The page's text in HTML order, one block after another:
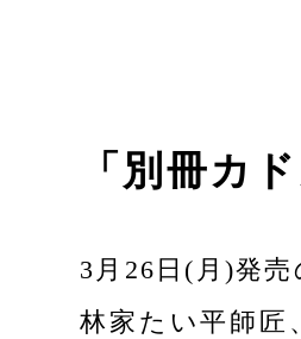
「別冊カ
3月26日(月)発
林家たい平師